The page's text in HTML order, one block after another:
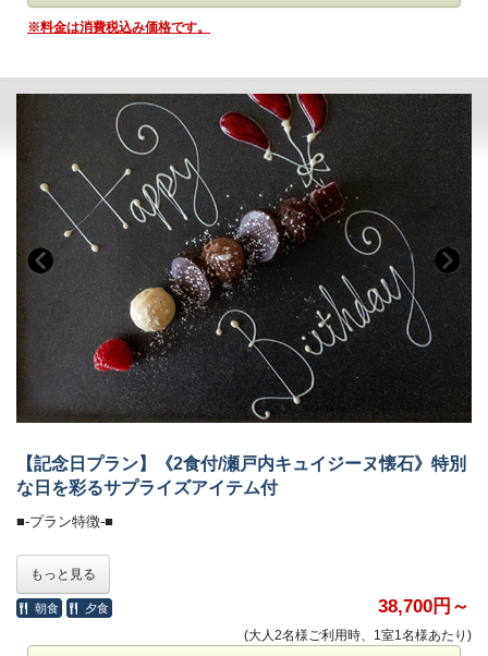
・時間 7：00～10：00
・12歳以下のお子様はご遠慮いただいております。
・8名様以上のご宿泊は事前にご相談ください。
・バリアフリー、ポーターサービスは未対応です。
さらに、ディナー時にはメッセージプレートをご用意。
お好きなメッセージをご指定いただければご用意いたします。
【プランに含まれる記念日アイテム】
・HAPPY BIRTHDAYバルーン or HAPPY ANNIVERSARY バルーン
※バルーンの色はゴールドかシルバーのいずれかとなります。
お色のご指定はいたしかねます。
・ディナー時のメッセージプレート
・プラネタリウムマシーン（レンタル料）
◇その他のアニバーサリーオプション◇
https://www.the-chelseabreath.jp/lp/008/
ぜひ、ご検討下さい。
■-《夕食》讃岐平野を一望する特等席で味わう鉄板懐石-■
四国の“恵みの海”が育んだ旬の魚介、
専属農家から毎朝届くみずみずしい野菜、
目の前で焼き上がる香ばしい音と、
立ちのぼる香りに、心躍らせながら、
夕景に染まる絶景を眺めるひとときは、
まさに至福の体験です。
・お食事中のドリンクフリー
・会場 レストラン「ザ・マイルストーン」
・時間 17:30／18:30／19:30（完全予約制。予約時にご指定くださ
い）
ご希望のお時間が満席の際は、お時間の変更をお願いする場合がござ
※料金は消費税込み価格です。
【記念日プラン】《2食付/瀬戸内キュイジーヌ懐石》特別
な日を彩るサプライズアイテム付
■-プラン特徴-■
が全てご用意いたします。
チェックイン後、お部屋のドアを開けるとプラネタリウムが幻想的な雰
そして部屋の明かりを点けると、そこにはHAPPY BIRTHDAYのバルー
もっと見る
朝食 夕食 38,700円～
(大人2名様ご利用時、1室1名様あたり)